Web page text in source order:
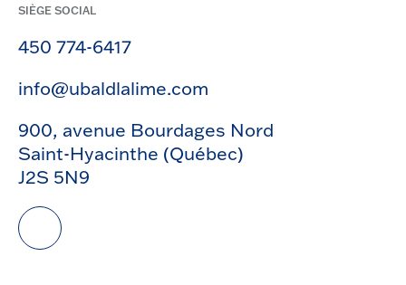
SIÈGE SOCIAL
450 774-6417
info@ubaldlalime.com
900, avenue Bourdages Nord
Saint-Hyacinthe (Québec)
J2S 5N9